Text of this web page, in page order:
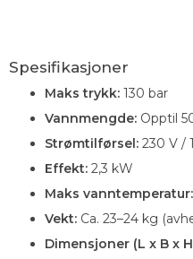
Spesifikasjoner
Maks trykk: 130 bar
Vannmengde: Opptil
Strømtilførsel: 230 V /
Effekt: 2,3 kW
Maks vanntemperatur:
Vekt: Ca. 23–24 kg
Dimensjoner (L x B x